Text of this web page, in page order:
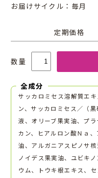
お届けサイクル：毎月
定期価格
数量
全成分
サッカロミセス溶解質エ
ン、サッカロミセス／（
液、オリーブ果実油、プ
カン、ヒアルロン酸Ｎａ
油、アルガニアスピノサ
ノイデス果実油、ユビキ
ウム、トウキ根エキス、